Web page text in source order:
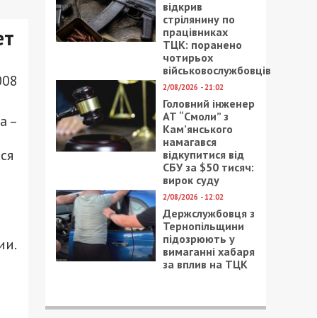
–
відкрив
стрілянину по
працівниках
ТЦК: поранено
чотирьох
військовослужбовців
2/08/2026 - 21:02
Головний інженер
АТ “Смоли” з
Кам’янського
намагався
відкупитися від
СБУ за $50 тисяч:
вирок суду
2/08/2026 - 12:02
Держслужбовця з
Тернопільщини
підозрюють у
вимаганні хабаря
за вплив на ТЦК